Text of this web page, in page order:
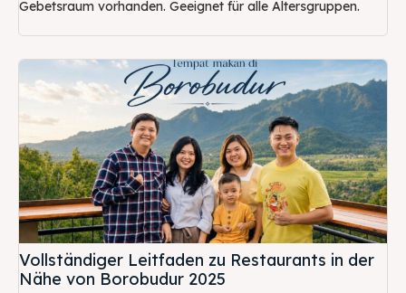
Gebetsraum vorhanden. Geeignet für alle Altersgruppen.
Vollständiger Leitfaden zu Restaurants in der
Nähe von Borobudur 2025